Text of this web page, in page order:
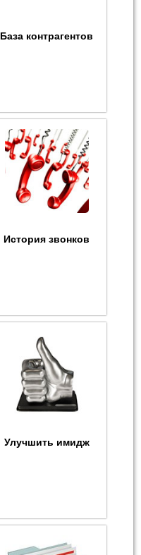
База контрагентов
История звонков
Улучшить имидж